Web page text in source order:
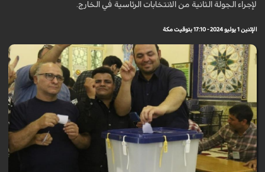
لإجراء الجولة الثانية من الانتخابات الرئاسية في الخارج.
الإثنين 1 يوليو 2024 - 17:10 بتوقيت مكة